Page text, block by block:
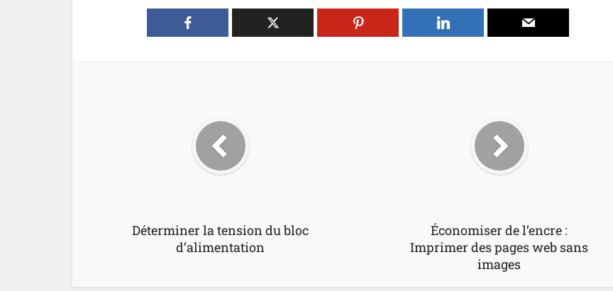
Déterminer la tension du bloc
d’alimentation
Économiser de l’encre :
Imprimer des pages web sans
images